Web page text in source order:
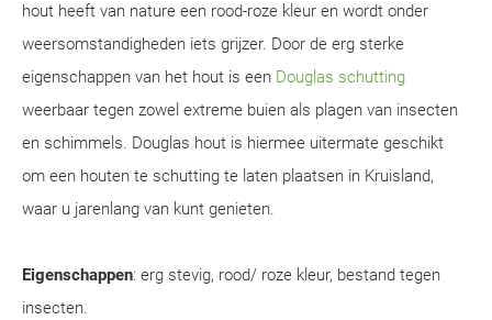
hout heeft van nature een rood-roze kleur en wordt onder
weersomstandigheden iets grijzer. Door de erg sterke
eigenschappen van het hout is een Douglas schutting
weerbaar tegen zowel extreme buien als plagen van insecten
en schimmels. Douglas hout is hiermee uitermate geschikt
om een houten te schutting te laten plaatsen in Kruisland,
waar u jarenlang van kunt genieten.
Eigenschappen: erg stevig, rood/ roze kleur, bestand tegen
insecten.